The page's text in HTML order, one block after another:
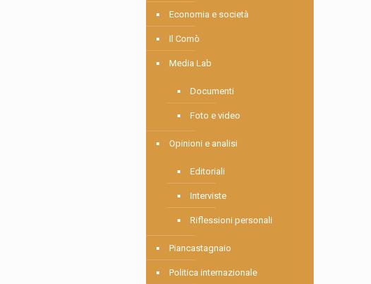
Economia e società
Il Comò
Media Lab
Documenti
Foto e video
Opinioni e analisi
Editoriali
Interviste
Riflessioni personali
Piancastagnaio
Politica internazionale